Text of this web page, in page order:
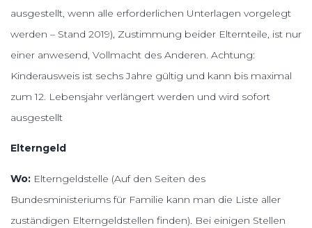
ausgestellt, wenn alle erforderlichen Unterlagen vorgelegt
werden – Stand 2019), Zustimmung beider Elternteile, ist nur
einer anwesend, Vollmacht des Anderen. Achtung:
Kinderausweis ist sechs Jahre gültig und kann bis maximal
zum 12. Lebensjahr verlängert werden und wird sofort
ausgestellt
Elterngeld
Wo: Elterngeldstelle (Auf den Seiten des
Bundesministeriums für Familie kann man die Liste aller
zuständigen Elterngeldstellen finden). Bei einigen Stellen